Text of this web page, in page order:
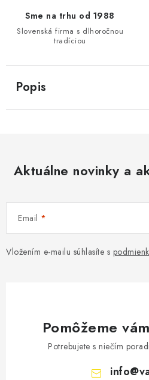
Sme na trhu od 1988
Slovenská firma s dlhoročnou
tradíciou
Popis
Aktuálne novinky a
Email
Vložením e-mailu súhlasíte s
Pomôžeme
Potrebujete s niečím
info@